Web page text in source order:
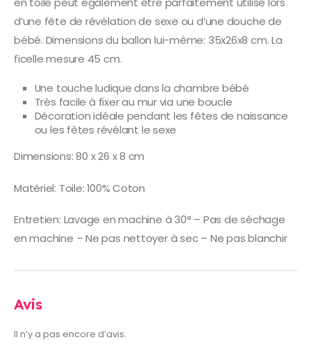
d’une fête de révélation de sexe ou d’une douche de
bébé. Dimensions du ballon lui-même: 35x26x8 cm. La
ficelle mesure 45 cm.
Une touche ludique dans la chambre bébé
Très facile à fixer au mur via une boucle
Décoration idéale pendant les fêtes de naissance
ou les fêtes révélant le sexe
Dimensions: 80 x 26 x 8 cm
Matériel: Toile: 100% Coton
Entretien: Lavage en machine à 30° – Pas de séchage
en machine – Ne pas nettoyer à sec – Ne pas blanchir
Avis
Il n’y a pas encore d’avis.